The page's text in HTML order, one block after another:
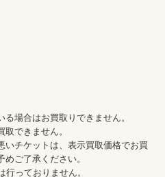
る場合はお買取りできません。
取できません。
いチケットは、表示買取価格でお買
ご了承ください。
行っておりません。